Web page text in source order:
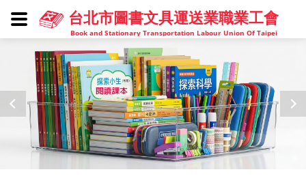
台北市圖書文具運送業職業工會
Book and Stationary Transportation Labour Union Of Taipei